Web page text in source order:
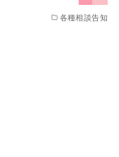
各種相談告知